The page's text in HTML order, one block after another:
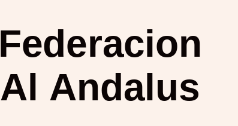
Federacion
Al Andalus